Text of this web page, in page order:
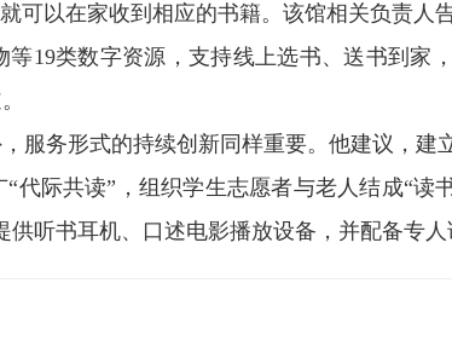
可以在家收到相应的书籍。该馆相关负责人
19类数字资源，支持线上选书、送书到家
服务形式的持续创新同样重要。他建议，建
际共读”，组织学生志愿者与老人结成“读
听书耳机、口述电影播放设备，并配备专人